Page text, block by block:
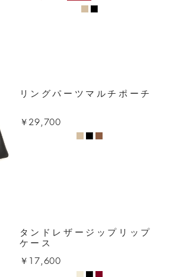
リングパーツマルチポーチ
￥29,700
タンドレザージップリップ
ケース
￥17,600